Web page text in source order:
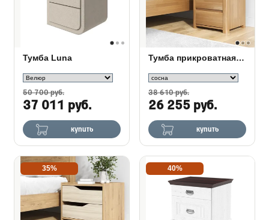
Тумба Luna
50 700 руб.
37 011 руб.
купить
Тумба прикроватная Wood Home
38 610 руб.
26 255 руб.
купить
35% 40%